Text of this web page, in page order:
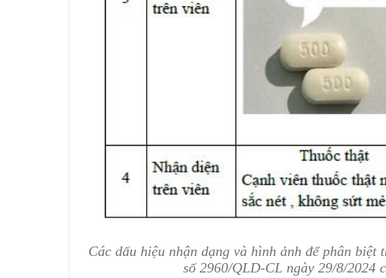
Các dấu hiệu nhận dạng và hình ảnh để phân
số 2960/QLD-CL ngày 29/8/2024